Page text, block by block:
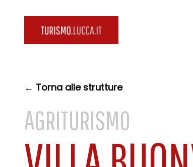
← Torna alle strutture
AGRITURISMO